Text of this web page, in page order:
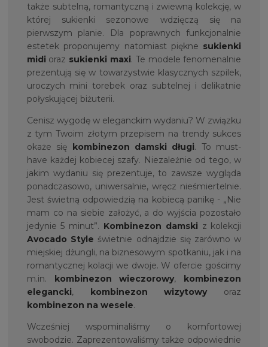
także subtelną, romantyczną i zwiewną kolekcję, w
której sukienki sezonowe wdzięczą się na
pierwszym planie. Dla poprawnych funkcjonalnie
estetek proponujemy natomiast piękne sukienki
midi oraz sukienki maxi. Te modele fenomenalnie
prezentują się w towarzystwie klasycznych szpilek,
uroczych mini torebek oraz subtelnej i delikatnie
połyskującej biżuterii.
Cenisz wygodę w eleganckim wydaniu? W związku
z tym Twoim złotym przepisem na trendy sukces
okaże się kombinezon damski długi. To must-
have każdej kobiecej szafy. Niezależnie od tego, w
jakim wydaniu się prezentuje, to zawsze wygląda
ponadczasowo, uniwersalnie, wręcz nieśmiertelnie.
Jest świetną odpowiedzią na kobiecą panikę - „Nie
mam co na siebie założyć, a do wyjścia pozostało
jedynie 5 minut”. Kombinezon damski z kolekcji
Avocado Style świetnie odnajdzie się zarówno w
miejskiej dżungli, na biznesowym spotkaniu, jak i na
romantycznej kolacji we dwoje. W ofercie gościmy
m.in. kombinezon wieczorowy, kombinezon
elegancki, kombinezon wizytowyoraz
kombinezon na wesele.
Wcześniej wspominaliśmy o komfortowej
swobodzie. Zaprezentowaliśmy także odpowiednie